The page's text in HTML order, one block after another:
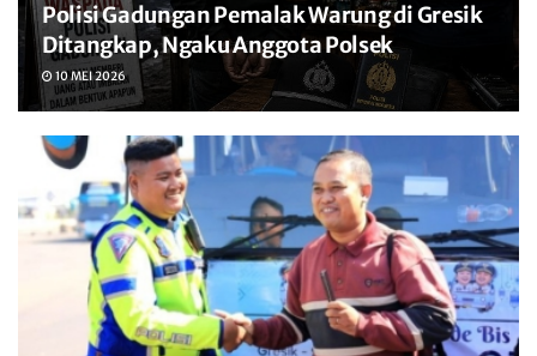
Polisi Gadungan Pemalak Warung di Gresik
Ditangkap, Ngaku Anggota Polsek
10 MEI 2026